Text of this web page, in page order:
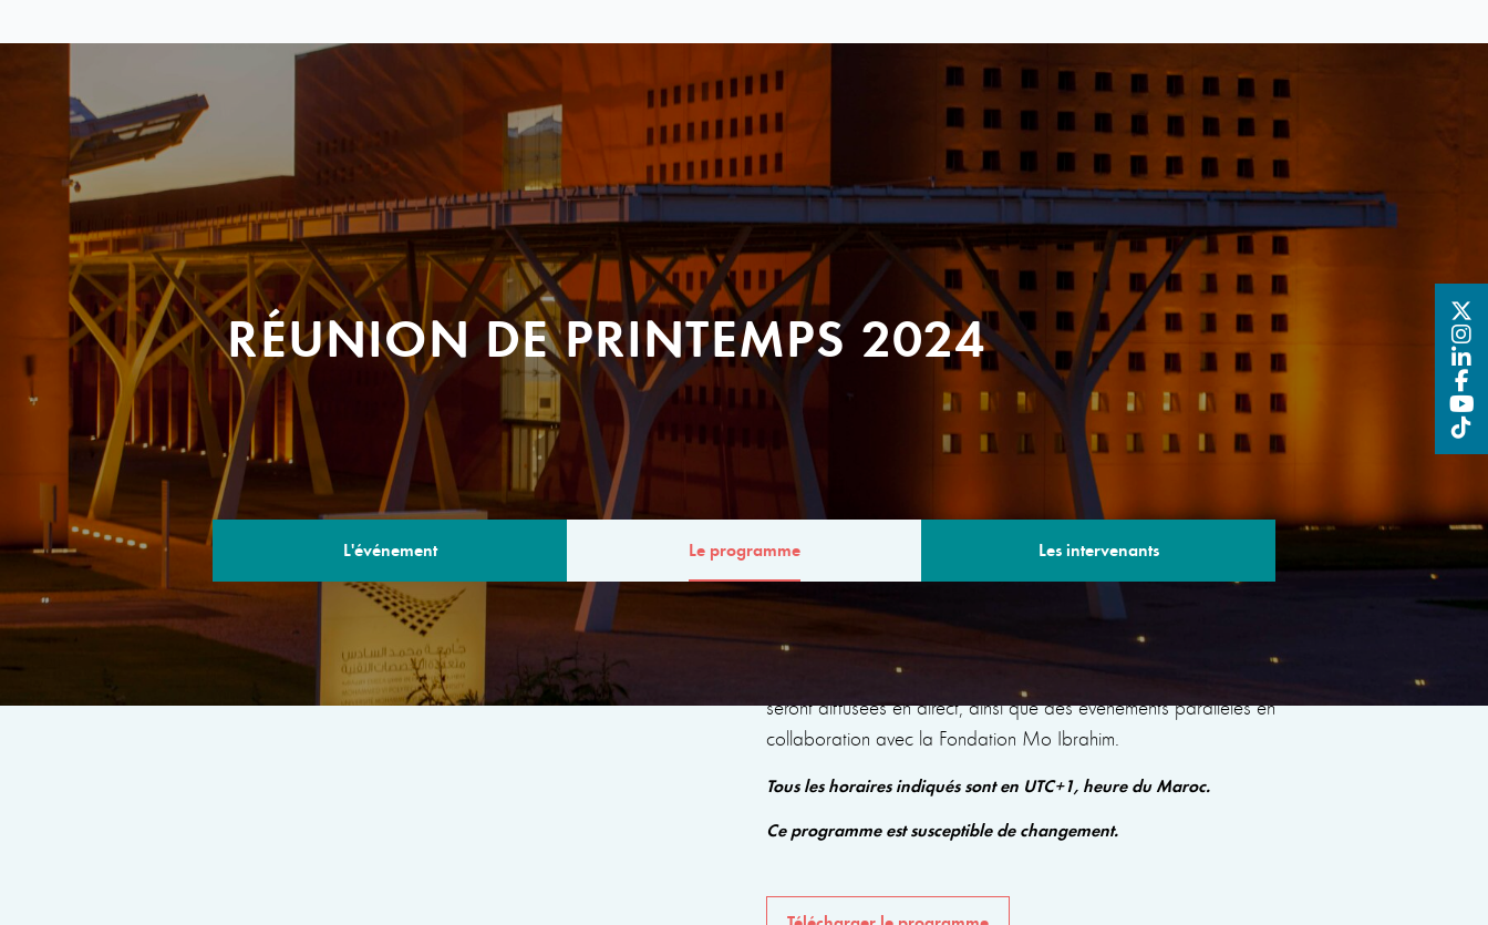
RÉUNION DE PRINTEMPS 2024
L'événement Le programme Les intervenants
LE PROGRAMME
Le programme comprendra des sessions avec des experts renommés qui
seront diffusées en direct, ainsi que des événements parallèles en
collaboration avec la Fondation Mo Ibrahim.
Tous les horaires indiqués sont en UTC+1, heure du Maroc.
Ce programme est susceptible de changement.